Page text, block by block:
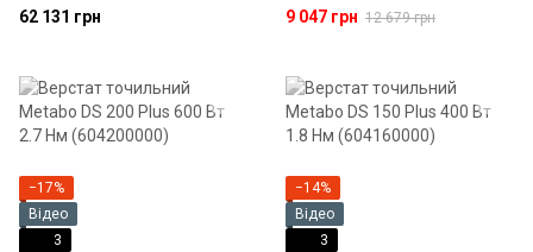
LTX BL 254 613025850
62 131 грн
(690827000)
9 047 грн 12 679 грн
−17%
Відео
3
−14%
Відео
3